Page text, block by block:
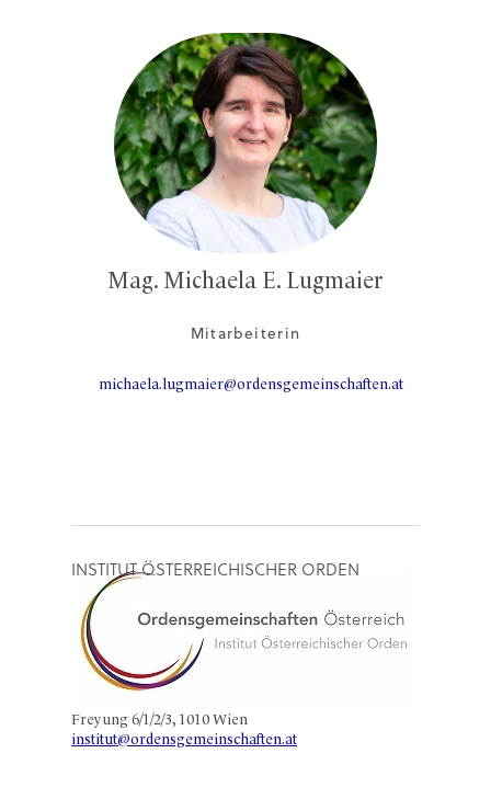
Mag. Michaela E. Lugmaier
Mitarbeiterin
michaela.lugmaier@ordensgemeinschaften.at
INSTITUT ÖSTERREICHISCHER ORDEN
Freyung 6/1/2/3, 1010 Wien
institut@ordensgemeinschaften.at